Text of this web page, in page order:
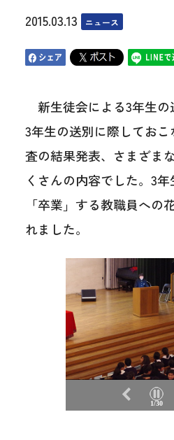
2015.03.13 ニュース
新生徒会による3年生の
3年生の送別に際してお
査の結果発表、さまざま
くさんの内容でした。3
「卒業」する教職員への
れました。
1/30